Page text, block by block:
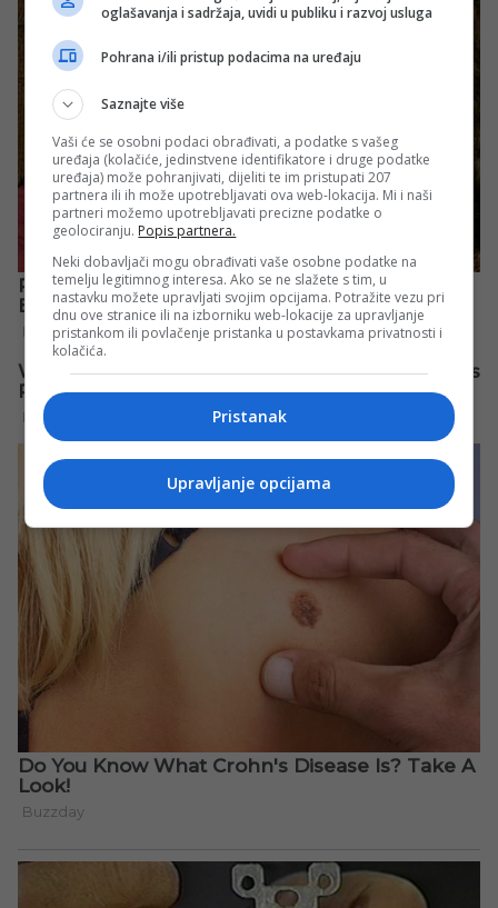
oglašavanja i sadržaja, uvidi u publiku i razvoj usluga
Pohrana i/ili pristup podacima na uređaju
Saznajte više
Vaši će se osobni podaci obrađivati, a podatke s vašeg
uređaja (kolačiće, jedinstvene identifikatore i druge podatke
uređaja) može pohranjivati, dijeliti te im pristupati 207
partnera ili ih može upotrebljavati ova web-lokacija. Mi i naši
partneri možemo upotrebljavati precizne podatke o
geolociranju. Popis partnera.
Neki dobavljači mogu obrađivati vaše osobne podatke na
temelju legitimnog interesa. Ako se ne slažete s tim, u
nastavku možete upravljati svojim opcijama. Potražite vezu pri
dnu ove stranice ili na izborniku web-lokacije za upravljanje
pristankom ili povlačenje pristanka u postavkama privatnosti i
kolačića.
Pristanak
Upravljanje opcijama